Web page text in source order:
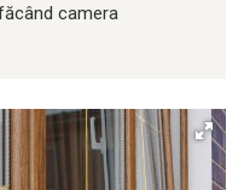
camera